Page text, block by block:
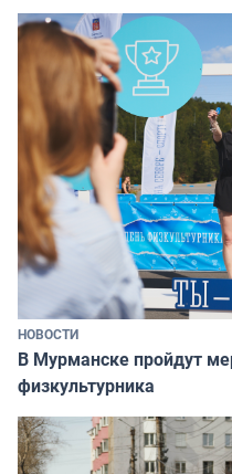
НОВОСТИ
В Мурманске пройдут
физкультурника